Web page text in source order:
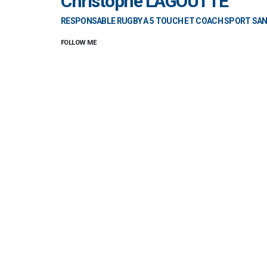
RESPONSABLE RUGBY A 5 TOUCH ET COACH SPORT
FOLLOW ME